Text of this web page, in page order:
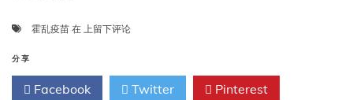
霍乱疫苗 在 霍
苗
上留下评论
分享
Facebook Twitter Pinterest